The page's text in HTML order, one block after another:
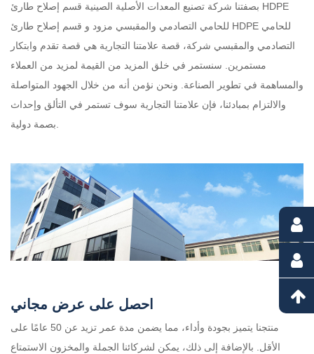
بصفتنا شركة تصنيع المعدات الأصلية الصينية قسم إصلاح طارئ HDPE
للحامي التصادمي والمقبسي مزود و قسم إصلاح طارئ HDPE للحامي
التصادمي والمقبسي شركة، قصة علامتنا التجارية هي قصة تقدم وابتكار
مستمرين. سنستمر في خلق المزيد من القيمة لمزيد من العملاء
والمساهمة في تطوير الصناعة. ونحن نؤمن أنه من خلال الجهود المتواصلة
والالتزام بمبادئنا، فإن علامتنا التجارية سوف تستمر في التألق وإحداث
بصمة دولية.
احصل على عرض مجاني
منتجنا يتميز بجودة وأداء، مما يضمن مدة عمر تزيد عن 50 عامًا على
الأقل. بالإضافة إلى ذلك، يمكن لشركائنا الجملة والمخزون الاستمتاع